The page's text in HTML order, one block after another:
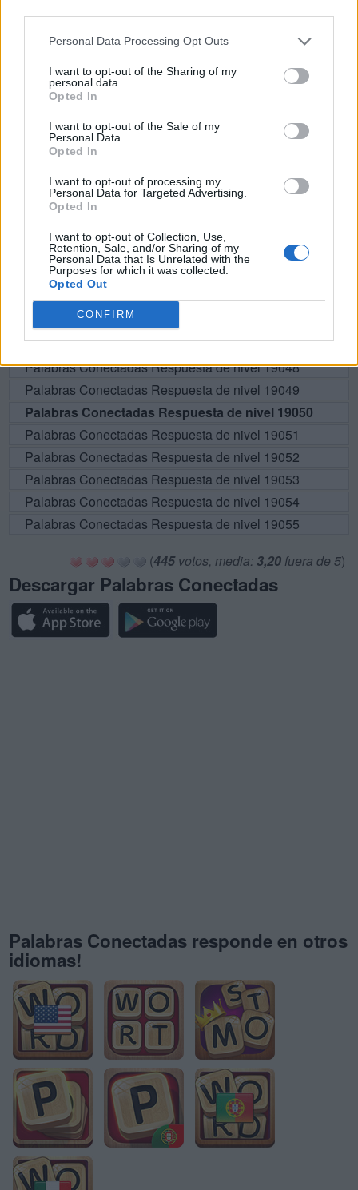
Personal Data Processing Opt Outs
I want to opt-out of the Sharing of my
personal data.
Opted In
I want to opt-out of the Sale of my
Personal Data.
Opted In
I want to opt-out of processing my
Personal Data for Targeted Advertising.
Opted In
I want to opt-out of Collection, Use,
Retention, Sale, and/or Sharing of my
Personal Data that Is Unrelated with the
Purposes for which it was collected.
Opted Out
CONFIRM
A
I S L
Ó
A I
S
L
A L
L I
BUSCAR MÁS
RESPUESTAS
Por favor seleccione los niveles:
Palabras Conectadas Respuesta de nivel 19045
Palabras Conectadas Respuesta de nivel 19046
Palabras Conectadas Respuesta de nivel 19047
Palabras Conectadas Respuesta de nivel 19048
Palabras Conectadas Respuesta de nivel 19049
Palabras Conectadas Respuesta de nivel 19050
Palabras Conectadas Respuesta de nivel 19051
Palabras Conectadas Respuesta de nivel 19052
Palabras Conectadas Respuesta de nivel 19053
Palabras Conectadas Respuesta de nivel 19054
Palabras Conectadas Respuesta de nivel 19055
(445votos, media: 3,20 fuera de 5)
Descargar Palabras Conectadas
Palabras Conectadas responde en otros
idiomas!